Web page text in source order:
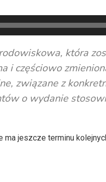
która
i częściowo
związane z
o wydanie
ma jeszcze terminu